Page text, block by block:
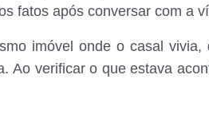
fatos após conversar com a
imóvel onde o casal vivia,
Ao verificar o que estava